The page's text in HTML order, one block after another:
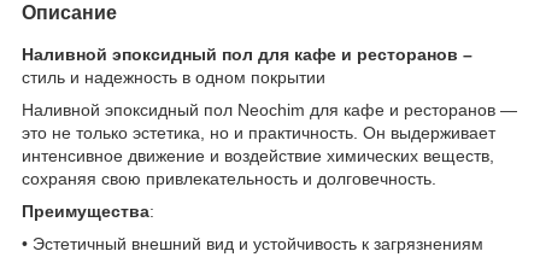
Описание
Наливной эпоксидный пол для кафе и ресторанов –
стиль и надежность в одном покрытии
Наливной эпоксидный пол Neochim для кафе и ресторанов —
это не только эстетика, но и практичность. Он выдерживает
интенсивное движение и воздействие химических веществ,
сохраняя свою привлекательность и долговечность.
Преимущества:
• Эстетичный внешний вид и устойчивость к загрязнениям